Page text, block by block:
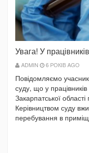
Увага! У
ADMIN 6 РОКІВ AGO
Повідомляємо
суду, що у
Закарпатської
Керівництвом суду
перебування в